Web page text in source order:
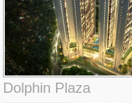
Dolphin Plaza